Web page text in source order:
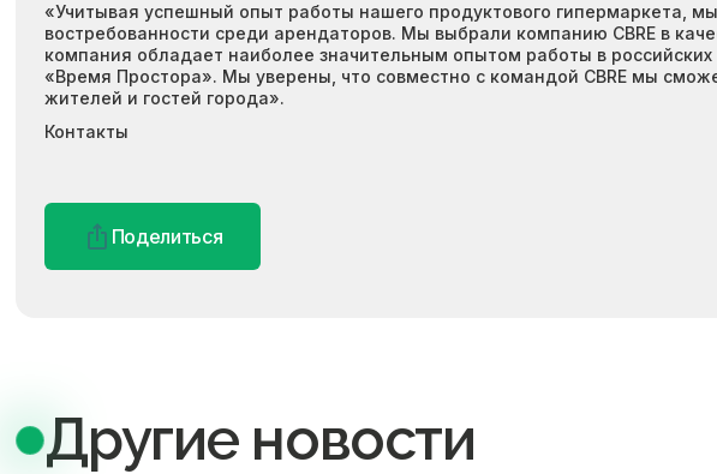
«Учитывая успешный опыт работы нашего продуктового гипермаркета,
востребованности среди арендаторов. Мы выбрали компанию CBRE в
компания обладает наиболее значительным опытом работы в
«Время Простора». Мы уверены, что совместно с командой CBRE мы
жителей и гостей города».
Контакты
Поделиться
Другие новости